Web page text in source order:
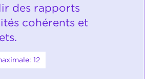
des rapports
cohérents et
12